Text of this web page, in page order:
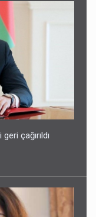
çağırıldı